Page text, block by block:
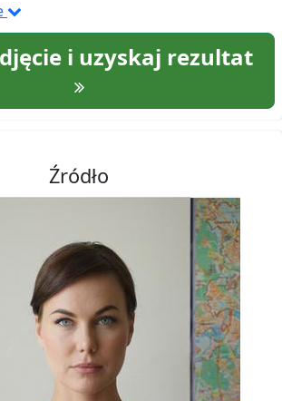
i uzyskaj rezultat
Źródło